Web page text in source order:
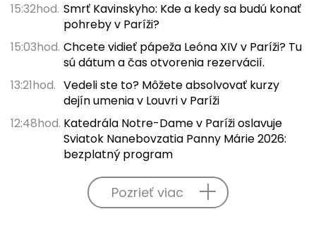
15:32hod. Smrť Kavinskyho: Kde a kedy sa budú konať
pohreby v Paríži?
15:03hod. Chcete vidieť pápeža Leóna XIV v Paríži? Tu
sú dátum a čas otvorenia rezervácií.
13:21hod. Vedeli ste to? Môžete absolvovať kurzy
dejín umenia v Louvri v Paríži
12:48hod. Katedrála Notre-Dame v Paríži oslavuje
Sviatok Nanebovzatia Panny Márie 2026:
bezplatný program
Pozrieť viac